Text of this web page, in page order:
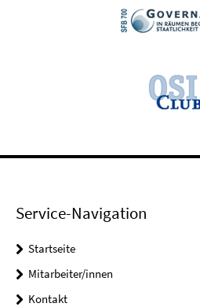
Service-Navigation
Startseite
Mitarbeiter/innen
Kontakt